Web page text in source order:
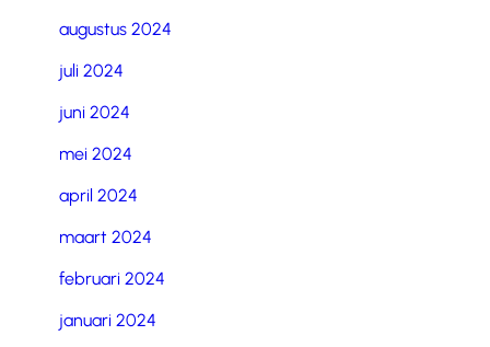
augustus 2024
juli 2024
juni 2024
mei 2024
april 2024
maart 2024
februari 2024
januari 2024